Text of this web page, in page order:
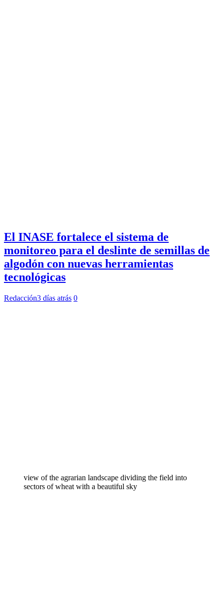
El INASE fortalece el sistema de
monitoreo para el deslinte de semillas de
algodón con nuevas herramientas
tecnológicas
Redacción3 días atrás 0
view of the agrarian landscape dividing the field into
sectors of wheat with a beautiful sky